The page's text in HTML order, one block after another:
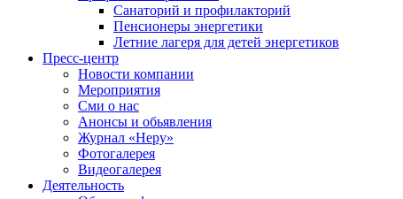
Санаторий и профилакторий
Пенсионеры энергетики
Летние лагеря для детей энергетиков
Пресс-центр
Новости компании
Мероприятия
Сми о нас
Анонсы и обьявления
Журнал «Неру»
Фотогалерея
Видеогалерея
Деятельность